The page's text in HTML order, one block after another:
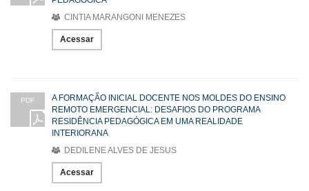
CINTIA MARANGONI MENEZES
Acessar
PDF
A FORMAÇÃO INICIAL DOCENTE NOS MOLDES DO ENSINO
REMOTO EMERGENCIAL: DESAFIOS DO PROGRAMA
RESIDÊNCIA PEDAGÓGICA EM UMA REALIDADE
INTERIORANA
DEDILENE ALVES DE JESUS
Acessar